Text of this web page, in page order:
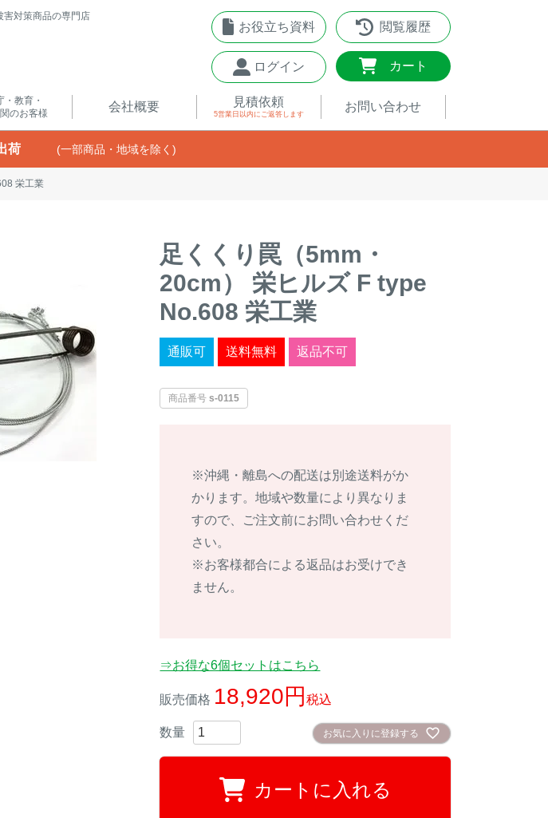
害対策商品の専門店
お役立ち資料 閲覧履歴
ログイン カート
・教育・
のお客様
会社概要 見積依頼
5営業日以内 にご返答します
お問い合わせ
荷 (一部商品・地域を除く)
栄工業
足くくり罠（5mm・
20cm） 栄ヒルズ F type
No.608 栄工業
通販可 送料無料 返品不可
商品番号 s-0115
※沖縄・離島への配送は別途送料がか
かります。地域や数量により異なりま
すので、ご注文前にお問い合わせくだ
さい。
※お客様都合による返品はお受けでき
ません。
⇒お得な6個セットはこちら
販売価格 18,920 税込
お気に入りに登録する
カートに入れる